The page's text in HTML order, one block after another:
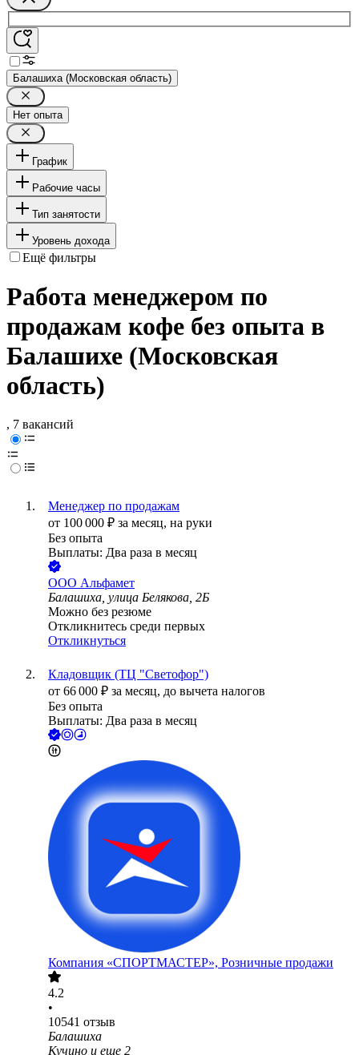
Балашиха (Московская область)
Нет опыта
График
Рабочие часы
Тип занятости
Уровень дохода
Ещё фильтры
Работа менеджером по
продажам кофе без опыта в
Балашихе (Московская
область)
, 7 вакансий
Менеджер по продажам
от 100 000 ₽ за месяц, на руки
Без опыта
Выплаты: Два раза в месяц
ООО Альфамет
Балашиха, улица Белякова, 2Б
Можно без резюме
Откликнитесь среди первых
Откликнуться
Кладовщик (ТЦ "Светофор")
от 66 000 ₽ за месяц, до вычета налогов
Без опыта
Выплаты: Два раза в месяц
Компания «СПОРТМАСТЕР», Розничные продажи
4.2
•
10541 отзыв
Балашиха
Кучино и еще 2